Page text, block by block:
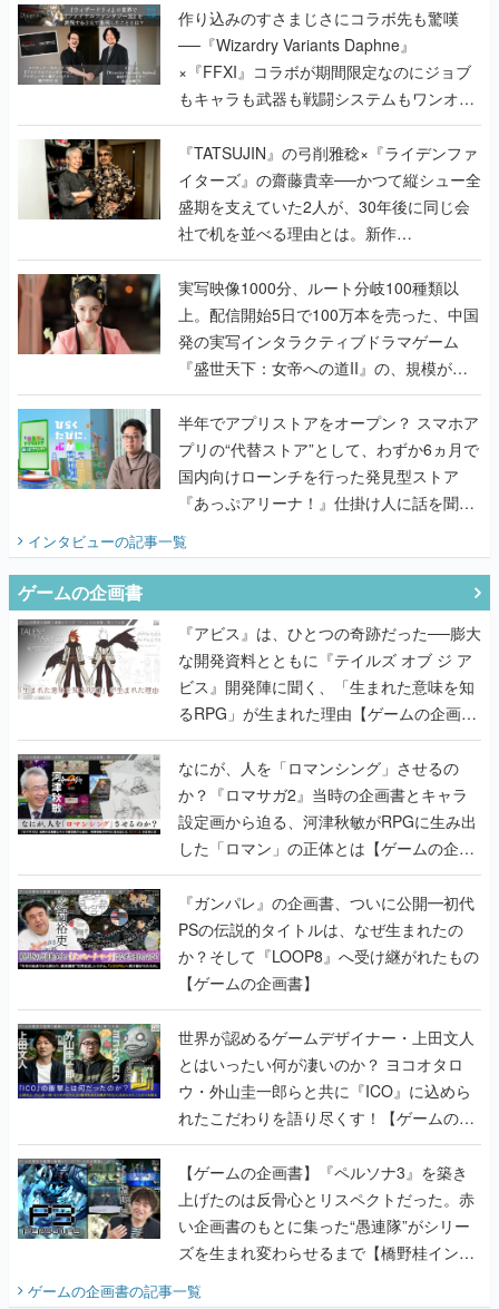
作り込みのすさまじさにコラボ先も驚嘆
──『Wizardry Variants Daphne』
×『FFXI』コラボが期間限定なのにジョブ
もキャラも武器も戦闘システムもワンオフ
で作り込まれた理由を両ディレクターに聞
く
『TATSUJIN』の弓削雅稔×『ライデンファ
イターズ』の齋藤貴幸──かつて縦シュー全
盛期を支えていた2人が、30年後に同じ会
社で机を並べる理由とは。新作
『TATSUJIN EXTREME』で初タッグを組
んだレジェンド2人に訊く開発秘話
実写映像1000分、ルート分岐100種類以
上。配信開始5日で100万本を売った、中国
発の実写インタラクティブドラマゲーム
『盛世天下：女帝への道II』の、規模が違
うこだわりをプロデューサーに聞いた
半年でアプリストアをオープン？ スマホア
プリの“代替ストア”として、わずか6ヵ月で
国内向けローンチを行った発見型ストア
『あっぷアリーナ！』仕掛け人に話を聞い
てみた
インタビューの記事一覧
ゲームの企画書
『アビス』は、ひとつの奇跡だった──膨大
な開発資料とともに『テイルズ オブ ジ ア
ビス』開発陣に聞く、「生まれた意味を知
るRPG」が生まれた理由【ゲームの企画
書】
なにが、人を「ロマンシング」させるの
か？『ロマサガ2』当時の企画書とキャラ
設定画から迫る、河津秋敏がRPGに生み出
した「ロマン」の正体とは【ゲームの企画
書】
『ガンパレ』の企画書、ついに公開━初代
PSの伝説的タイトルは、なぜ生まれたの
か？そして『LOOP8』へ受け継がれたもの
【ゲームの企画書】
世界が認めるゲームデザイナー・上田文人
とはいったい何が凄いのか？ ヨコオタロ
ウ・外山圭一郎らと共に『ICO』に込めら
れたこだわりを語り尽くす！【ゲームの企
画書】
【ゲームの企画書】『ペルソナ3』を築き
上げたのは反骨心とリスペクトだった。赤
い企画書のもとに集った“愚連隊”がシリー
ズを生まれ変わらせるまで【橋野桂インタ
ビュー】
ゲームの企画書の記事一覧